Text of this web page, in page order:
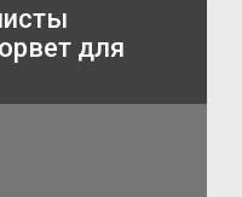
для